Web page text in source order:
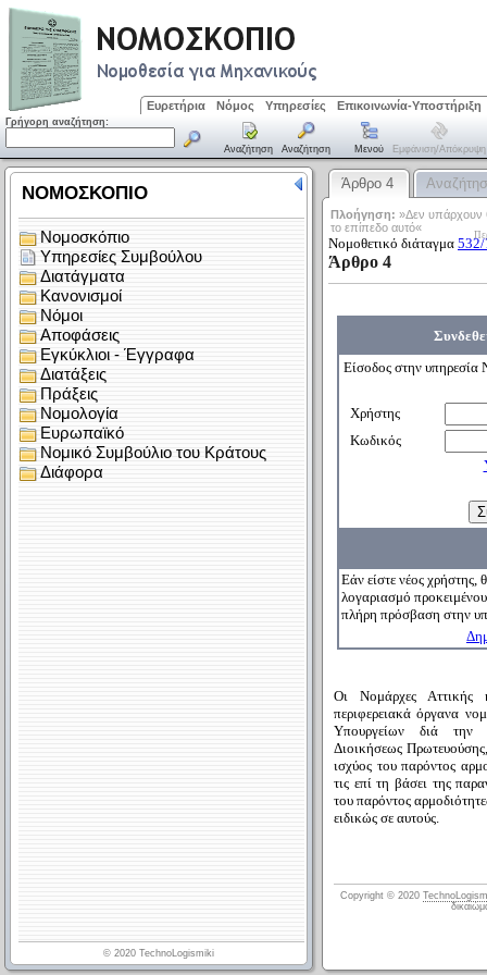
Ευρετήρια Νόμος Υπηρεσίες Επικοινωνία-Υποστήριξη
Γρήγορη αναζήτηση:
Αναζήτηση Αναζήτηση Μενού Εμφάνιση/απόκρυψη
Άρθρο 4